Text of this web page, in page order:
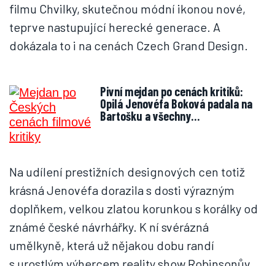
filmu Chvilky, skutečnou módní ikonou nové,
teprve nastupující herecké generace. A
dokázala to i na cenách Czech Grand Design.
Pivní mejdan po cenách kritiků:
Opilá Jenovéfa Boková padala na
Bartošku a všechny…
Na udílení prestižních designových cen totiž
krásná Jenovéfa dorazila s dosti výrazným
doplňkem, velkou zlatou korunkou s korálky od
známé české návrhářky. K ní svérázná
umělkyně, která už nějakou dobu randí